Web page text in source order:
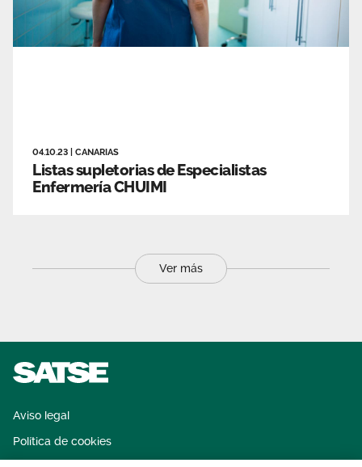
04.10.23 CANARIAS
Listas supletorias de Especialistas
Enfermería CHUIMI
Ver más
Aviso legal
Política de cookies